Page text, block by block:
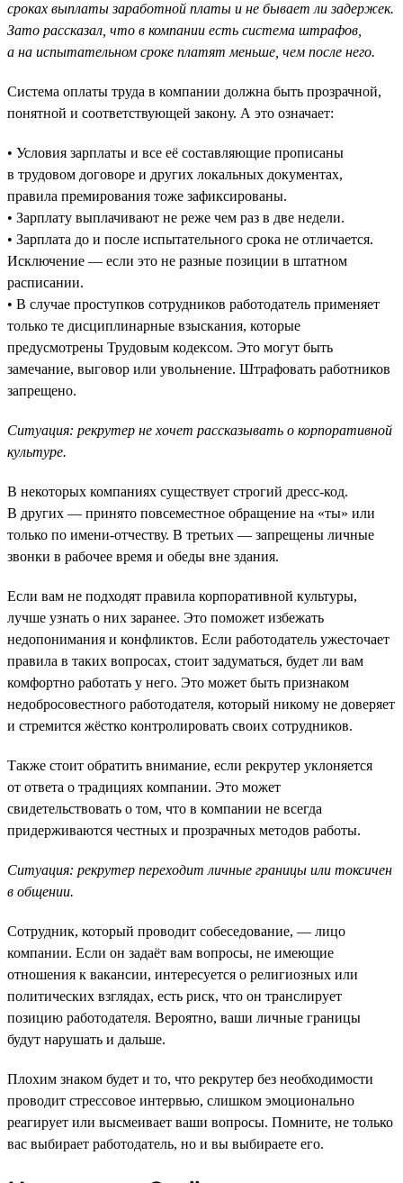
сроках выплаты заработной платы и не бывает ли задержек.
Зато рассказал, что в компании есть система штрафов,
а на испытательном сроке платят меньше, чем после него.
Система оплаты труда в компании должна быть прозрачной,
понятной и соответствующей закону. А это означает:
• Условия зарплаты и все её составляющие прописаны
в трудовом договоре и других локальных документах,
правила премирования тоже зафиксированы.
• Зарплату выплачивают не реже чем раз в две недели.
• Зарплата до и после испытательного срока не отличается.
Исключение — если это не разные позиции в штатном
расписании.
• В случае проступков сотрудников работодатель применяет
только те дисциплинарные взыскания, которые
предусмотрены Трудовым кодексом. Это могут быть
замечание, выговор или увольнение. Штрафовать работников
запрещено.
Ситуация: рекрутер не хочет рассказывать о корпоративной
культуре.
В некоторых компаниях существует строгий дресс-код.
В других — принято повсеместное обращение на «ты» или
только по имени-отчеству. В третьих — запрещены личные
звонки в рабочее время и обеды вне здания.
Если вам не подходят правила корпоративной культуры,
лучше узнать о них заранее. Это поможет избежать
недопонимания и конфликтов. Если работодатель ужесточает
правила в таких вопросах, стоит задуматься, будет ли вам
комфортно работать у него. Это может быть признаком
недобросовестного работодателя, который никому не доверяет
и стремится жёстко контролировать своих сотрудников.
Также стоит обратить внимание, если рекрутер уклоняется
от ответа о традициях компании. Это может
свидетельствовать о том, что в компании не всегда
придерживаются честных и прозрачных методов работы.
Ситуация: рекрутер переходит личные границы или токсичен
в общении.
Сотрудник, который проводит собеседование, — лицо
компании. Если он задаёт вам вопросы, не имеющие
отношения к вакансии, интересуется о религиозных или
политических взглядах, есть риск, что он транслирует
позицию работодателя. Вероятно, ваши личные границы
будут нарушать и дальше.
Плохим знаком будет и то, что рекрутер без необходимости
проводит стрессовое интервью, слишком эмоционально
реагирует или высмеивает ваши вопросы. Помните, не только
вас выбирает работодатель, но и вы выбираете его.